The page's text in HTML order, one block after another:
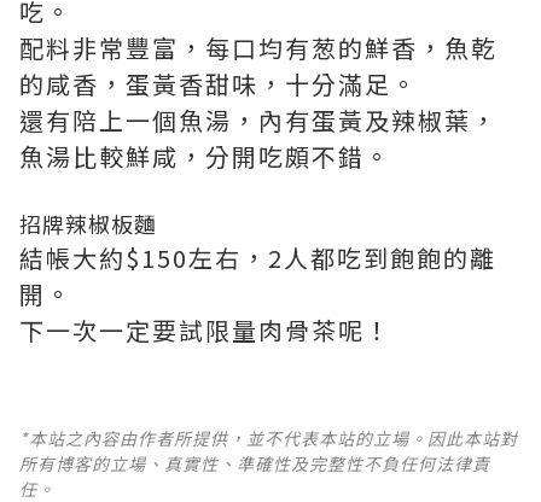
吃。
配料非常豐富，每口均有葱的鮮香，魚乾
的咸香，蛋黃香甜味，十分滿足。
還有陪上一個魚湯，內有蛋黃及辣椒葉，
魚湯比較鮮咸，分開吃頗不錯。
招牌辣椒板麵
結帳大約$150左右，2人都吃到飽飽的離
開。
下一次一定要試限量肉骨茶呢！
*本站之內容由作者所提供，並不代表本站的立場。因此本站對
所有博客的立場、真實性、準確性及完整性不負任何法律責
任。